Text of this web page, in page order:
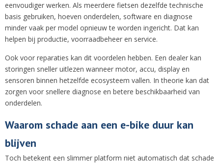
eenvoudiger werken. Als meerdere fietsen dezelfde technische
basis gebruiken, hoeven onderdelen, software en diagnose
minder vaak per model opnieuw te worden ingericht. Dat kan
helpen bij productie, voorraadbeheer en service.
Ook voor reparaties kan dit voordelen hebben. Een dealer kan
storingen sneller uitlezen wanneer motor, accu, display en
sensoren binnen hetzelfde ecosysteem vallen. In theorie kan dat
zorgen voor snellere diagnose en betere beschikbaarheid van
onderdelen.
Waarom schade aan een e-bike duur kan
blijven
Toch betekent een slimmer platform niet automatisch dat schade